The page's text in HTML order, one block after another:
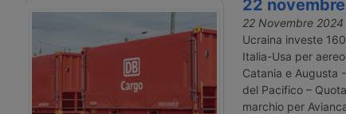
22
22 Novembre 2024
Ucraina investe
Italia-Usa per
Catania e Augusta
del Pacifico –
marchio per